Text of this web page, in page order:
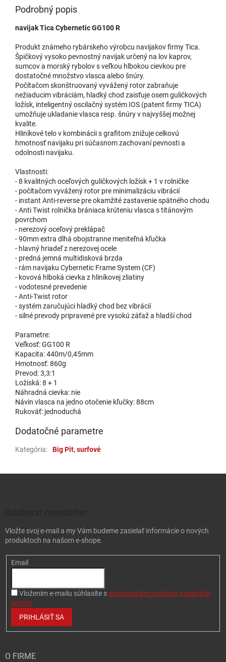
Podrobný popis
navijak Tica Cybernetic GG100 R
Produkt známeho rybárskeho výrobcu navijakov firmy Tica.
Špičkový vysoko pevnostný navijak určený na lov kaprov,
sumcov a morský rybolov s veľkou hlbokou cievkou pre
dostatočné množstvo vlasca alebo šnúry.
Počítačom skonštruovaný vyvážený rotor zabraňuje
nežiaducim vibráciám, hladký chod zaisťuje osem guličkových
ložísk, inteligentný oscilačný systém IOS (patent firmy TICA)
umožňuje ukladanie vlasca resp. šnúry v najvyššej možnej
kvalite.
Hliníkové telo v kombinácii s grafitom znižuje celkovú
hmotnosť navijaku pri súčasnom zachovaní pevnosti a
odolnosti navijaku.
Vlastnosti:
- 8 kvalitných oceľových guličkových ložísk + 1 v rolničke
- počítačom vyvážený rotor pre minimalizáciu vibrácií
- instant Anti-reverse pre okamžité zastavenie spätného chodu
- Anti Twist rolnička brániaca krúteniu vlasca s titánovým
povrchom
- nerezový oceľový preklápač
- 90mm extra dlhá obojstranne meniteľná kľučka
- hlavný hriadeľ z nerezovej ocele
- predná jemná multidisková brzda
- rám navijaku Cybernetic Frame System (CF)
- kovová hlboká cievka z hliníkovej zliatiny
- vodotesné prevedenie
- Anti-Twist rotor
- systém zaručujúci hladký chod bez vibrácií
- silné prevody pripravené pre vysokú záťaž a hladší chod
Parametre:
Veľkosť: GG100 R
Kapacita: 440m/0,45mm
Hmotnosť: 860g
Prevod: 3,3:1
Ložiská: 8 + 1
Náhradná cievka: nie
Návin vlasca na jedno otočenie kľučky: 88cm
Rukoväť: jednoduchá
Dodatočné parametre
Kategória: Big Pit, surfové
Vložte svoj e-mail a my Vám budeme zasielať informácie o nových
produktoch na našom e-shope.
Email
Vložením e-mailu súhlasíte s podmienkami ochrany osobných
údajov
PRIHLÁSIŤ SA
O FIRME